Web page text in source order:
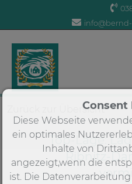
Zurück zur Übersicht
Top-Lage:
Ribnitz-
Consent
Diese Webseite
ein optimales
Inhalte von
angezeigt,wenn die
ist. Die